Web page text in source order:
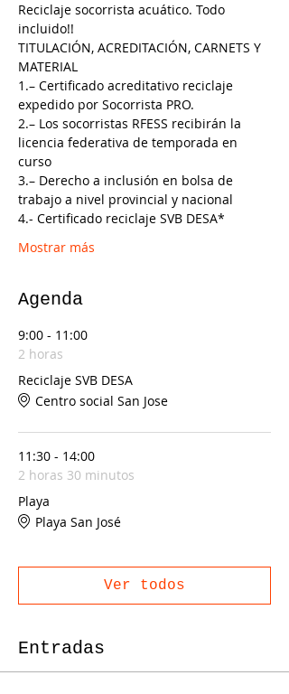
Reciclaje socorrista acuático. Todo
incluido!!
TITULACIÓN, ACREDITACIÓN, CARNETS Y
MATERIAL
1.– Certificado acreditativo reciclaje
expedido por Socorrista PRO.
2.– Los socorristas RFESS recibirán la
licencia federativa de temporada en
curso
3.– Derecho a inclusión en bolsa de
trabajo a nivel provincial y nacional
4.- Certificado reciclaje SVB DESA*
Mostrar más
Agenda
9:00 - 11:00
2 horas
Reciclaje SVB DESA
Centro social San Jose
11:30 - 14:00
2 horas 30 minutos
Playa
Playa San José
Ver todos
Entradas